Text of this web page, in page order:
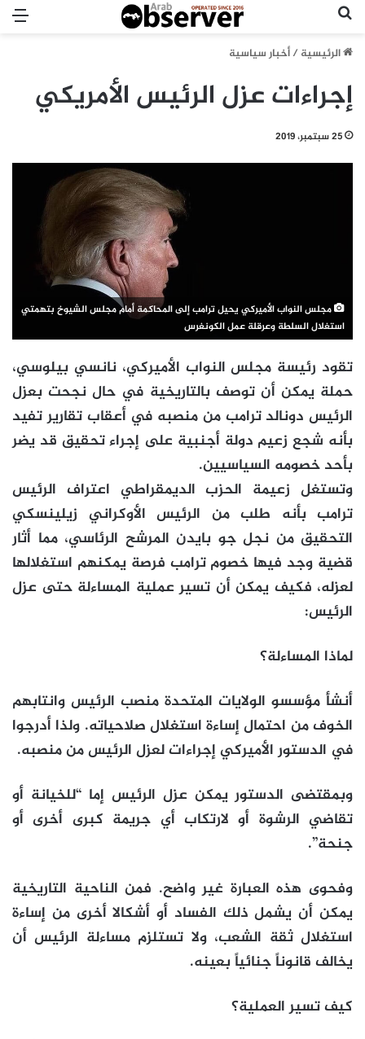
الرئيسية/أخبار سياسية
إجراءات عزل الرئيس الأمريكي
25 سبتمبر، 2019
مجلس النواب الأميركي يحيل ترامب إلى المحاكمة أمام مجلس الشيوخ بتهمتي
استغلال السلطة وعرقلة عمل الكونغرس
تقود رئيسة مجلس النواب الأميركي، نانسي بيلوسي،
حملة يمكن أن توصف بالتاريخية في حال نجحت بعزل
الرئيس دونالد ترامب من منصبه في أعقاب تقارير تفيد
بأنه شجع زعيم دولة أجنبية على إجراء تحقيق قد يضر
بأحد خصومه السياسيين.
وتستغل زعيمة الحزب الديمقراطي اعتراف الرئيس
ترامب بأنه طلب من الرئيس الأوكراني زيلينسكي
التحقيق من نجل جو بايدن المرشح الرئاسي، مما أثار
قضية وجد فيها خصوم ترامب فرصة يمكنهم استغلالها
لعزله، فكيف يمكن أن تسير عملية المساءلة حتى عزل
الرئيس:
لماذا المساءلة؟
أنشأ مؤسسو الولايات المتحدة منصب الرئيس وانتابهم
الخوف من احتمال إساءة استغلال صلاحياته. ولذا أدرجوا
في الدستور الأميركي إجراءات لعزل الرئيس من منصبه.
وبمقتضى الدستور يمكن عزل الرئيس إما “للخيانة أو
تقاضي الرشوة أو لارتكاب أي جريمة كبرى أخرى أو
جنحة”.
وفحوى هذه العبارة غير واضح. فمن الناحية التاريخية
يمكن أن يشمل ذلك الفساد أو أشكالا أخرى من إساءة
استغلال ثقة الشعب، ولا تستلزم مساءلة الرئيس أن
يخالف قانوناً جنائياً بعينه.
كيف تسير العملية؟